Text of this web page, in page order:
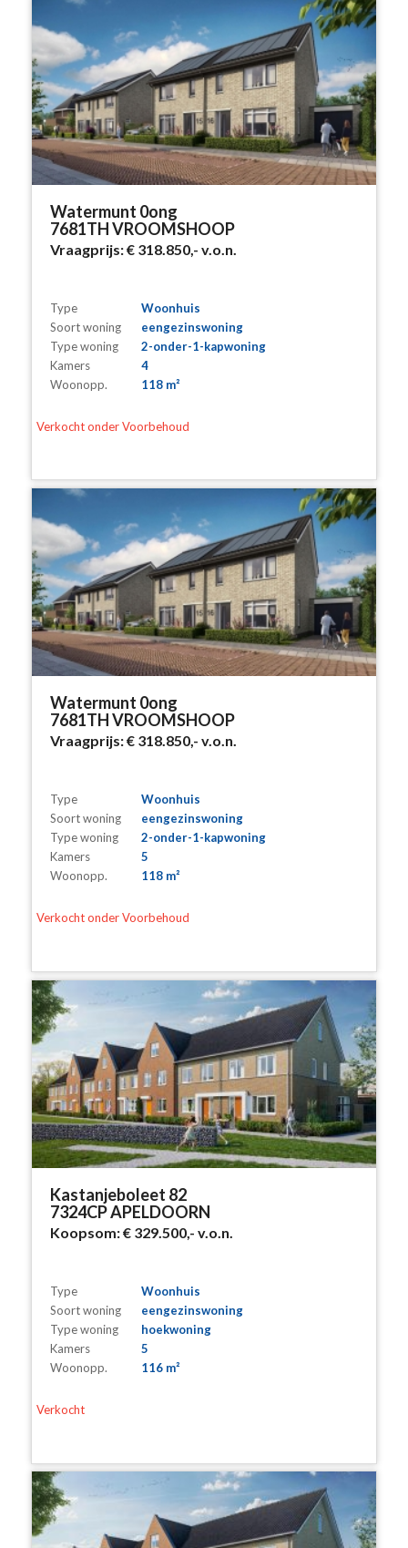
Watermunt 0ong
7681TH VROOMSHOOP
Vraagprijs:€ 318.850,- v.o.n.
Type
Woonhuis
Soort woning
eengezinswoning
Type woning
2-onder-1-kapwoning
Kamers
4
Woonopp.
118 m²
Verkocht onder Voorbehoud
Watermunt 0ong
7681TH VROOMSHOOP
Vraagprijs:€ 318.850,- v.o.n.
Type
Woonhuis
Soort woning
eengezinswoning
Type woning
2-onder-1-kapwoning
Kamers
5
Woonopp.
118 m²
Verkocht onder Voorbehoud
Kastanjeboleet 82
7324CP APELDOORN
Koopsom:€ 329.500,- v.o.n.
Type
Woonhuis
Soort woning
eengezinswoning
Type woning
hoekwoning
Kamers
5
Woonopp.
116 m²
Verkocht